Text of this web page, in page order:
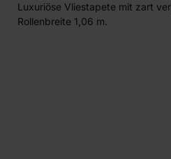
Luxuriöse Vliestapete mit zart
Rollenbreite 1,06 m.